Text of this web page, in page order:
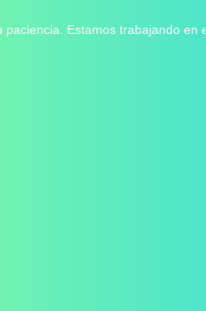
paciencia. Estamos trabajando en